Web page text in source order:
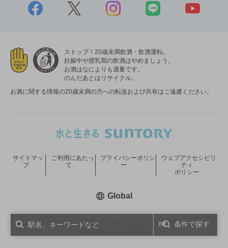
条件で探す
ストップ！20歳未満飲酒・飲酒運転。
妊娠中や授乳期の飲酒はやめましょう。
お酒はなによりも適量です。
のんだあとはリサイクル。
お酒に関する情報の20歳未満の方への転送および共有はご遠慮ください。
COPYRIGHT © SUNTORY HOLDINGS LIMITED.
サイトマッ
プ
ご利用にあたっ
て
プライバシーポリシ
ー
ウェブアクセシビリ
ティ
ポリシー
Global新しいウィンドウで開く